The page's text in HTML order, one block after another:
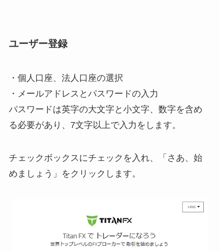
ユーザー登録
・個人口座、法人口座の選択
・メールアドレスとパスワードの入力
パスワードは英字の大文字と小文字、数字を含め
る必要があり、7文字以上で入力をします。
チェックボックスにチェックを入れ、「さあ、始
めましょう」をクリックします。